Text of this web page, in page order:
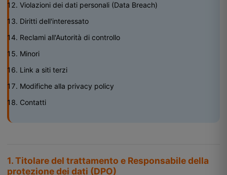
Violazioni dei dati personali (Data Breach)
Diritti dell'interessato
Reclami all'Autorità di controllo
Minori
Link a siti terzi
Modifiche alla privacy policy
Contatti
1. Titolare del trattamento e Responsabile della
protezione dei dati (DPO)